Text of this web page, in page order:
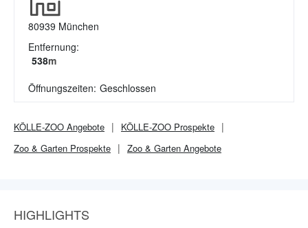
80939 München
Entfernung:
538m
Öffnungszeiten: Geschlossen
KÖLLE-ZOO Angebote KÖLLE-ZOO Prospekte
Zoo & Garten Prospekte Zoo & Garten Angebote
HIGHLIGHTS